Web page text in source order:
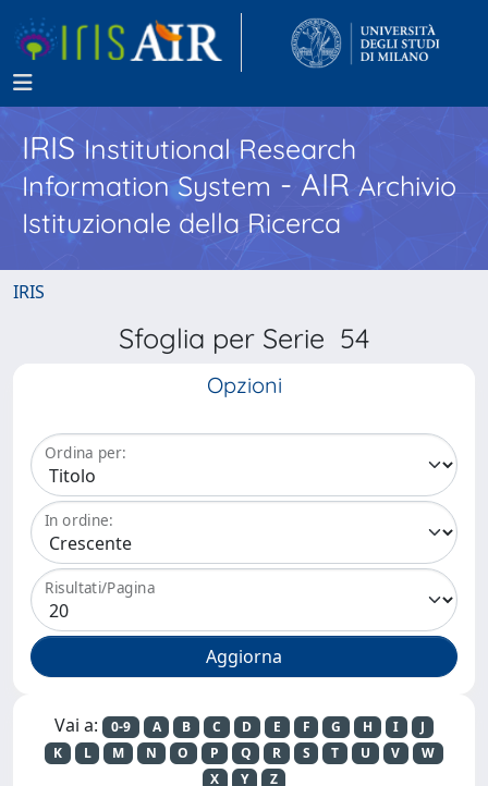
IRISInstitutional Research
Information System - AIR Archivio
Istituzionale della Ricerca
IRIS
Sfoglia per Serie 54
Opzioni
Ordina per:
In ordine:
Risultati/Pagina
Vai a: 0-9 A B C D E F G H I
J
K
L M N O P Q R S T U V
W
X
Y Z